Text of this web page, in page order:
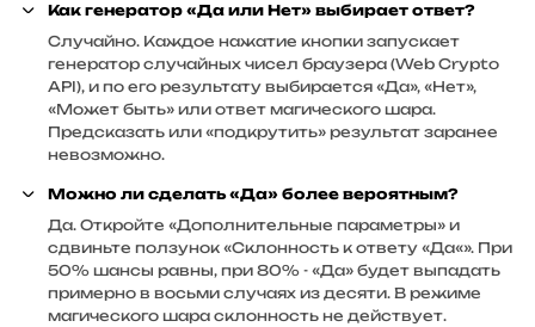
Как генератор «Да или Нет» выбирает ответ?
Случайно. Каждое нажатие кнопки запускает
генератор случайных чисел браузера (Web Crypto
API), и по его результату выбирается «Да», «Нет»,
«Может быть» или ответ магического шара.
Предсказать или «подкрутить» результат заранее
невозможно.
Можно ли сделать «Да» более вероятным?
Да. Откройте «Дополнительные параметры» и
сдвиньте ползунок «Склонность к ответу «Да«». При
50% шансы равны, при 80% - «Да» будет выпадать
примерно в восьми случаях из десяти. В режиме
магического шара склонность не действует.